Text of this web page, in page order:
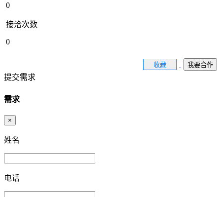
0
接洽次数
0
收藏 我要合作
提交需求
需求
×
姓名
电话